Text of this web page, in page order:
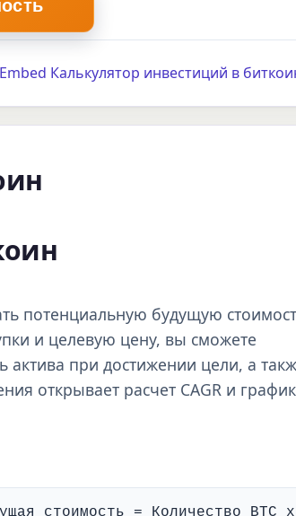
Embed Калькулятор инвестиций в
потенциальную будущую
и целевую цену, вы сможете
актива при достижении цели, а
открывает расчет CAGR и график
стоимость = Количество BTC x